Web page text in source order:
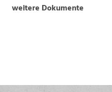
weitere Dokumente